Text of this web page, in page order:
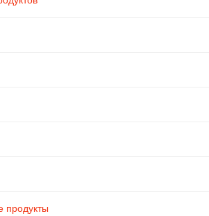
продукты